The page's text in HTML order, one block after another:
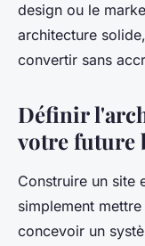
design ou le
architecture
convertir sans
Définir
votre future
Construire un site
simplement
concevoir un